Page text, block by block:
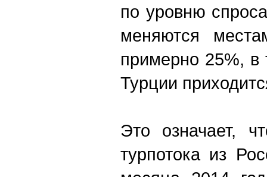
по уровню
меняются
примерно 25%,
Турции
Это означает,
турпотока из